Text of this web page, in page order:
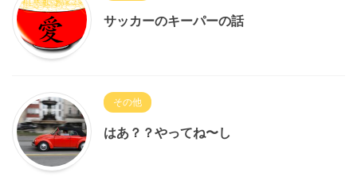
サッカーのキーパーの話
その他
はあ？？やってね〜し